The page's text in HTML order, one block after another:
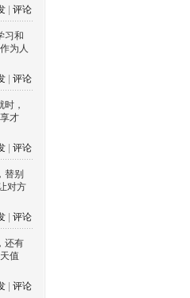
评论
习和
为人
评论
，
才
评论
替别
对方
评论
还有
值
评论